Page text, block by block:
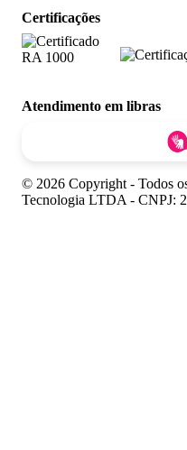
Certificações
Atendimento em libras
© 2026 Copyright - Todos
Tecnologia LTDA - CNPJ: